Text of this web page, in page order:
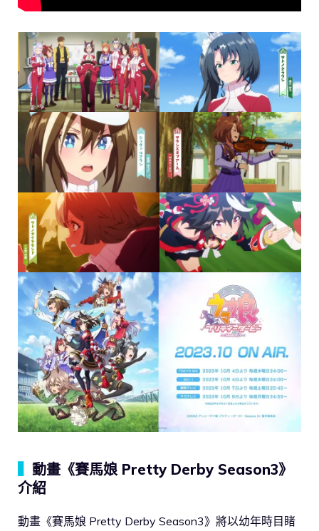
動畫《賽馬娘 Pretty Derby Season3》
介紹
動畫《賽馬娘 Pretty Derby Season3》將以幼年時目睹